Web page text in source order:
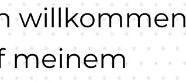
willkommen
meinem